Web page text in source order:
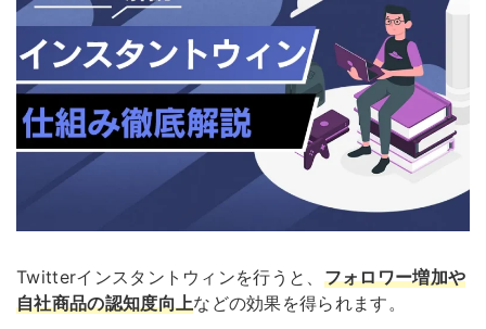
Twitterインスタントウィンを行うと、 フォロワー増加や
自社商品の認知度向上などの効果を得られます。